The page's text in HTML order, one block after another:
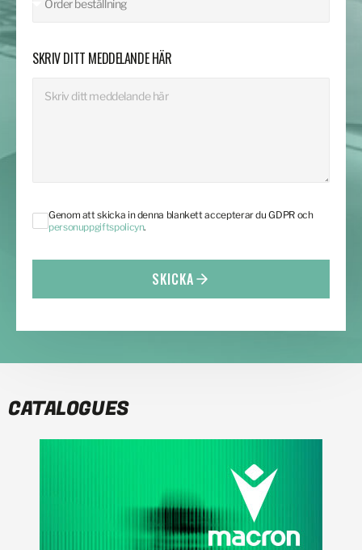
SKRIV DITT MEDDELANDE HÄR
Genom att skicka in denna blankett accepterar du GDPR och
personuppgiftspolicyn.
SKICKA
CATALOGUES